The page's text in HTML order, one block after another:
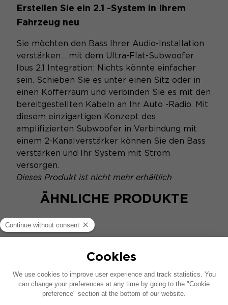
Erstellen Sie ein 2.1 -System in Ihrem
Fahrzeug neu
Sie möchten den Bass Ihrer Audio-Installation
verstärken… mit dem Ultra-Flat-Subwoofer
Ibus 2.1 Integration: Nichts könnte einfacher
sein. Schieben Sie es unter einen Sitz oder in
einen Kofferraum und verbinden Sie es mit den
bereitgestellten Kabeln an Ihr Auto -Radio. Mit
diesem einzigartigen Konzept des
amplifizierten Subwoofer in Verbindung mit
einem 2-Kanalverstärker können Sie den Bass
verstärken und Ihr System mit Strom
versorgen.
Dieses Produkt ist nicht mehr erhältlich
ÄHNLICHE PRODUKTE
ICU 100